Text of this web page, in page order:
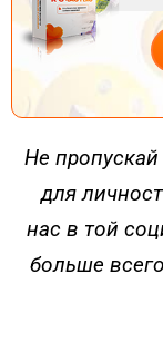
ДЕЙСТВУЙ
Не
для
нас в той
больше